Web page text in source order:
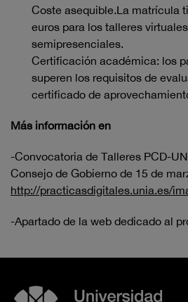
Coste asequible.La matrícula
euros para los talleres
semipresenciales.
Certificación académica: los
superen los requisitos de
certificado de
Más información en
-Convocatoria de Talleres PCD-
Consejo de Gobierno de 15 de
http://practicasdigitales.unia.es/
-Apartado de la web dedicado al